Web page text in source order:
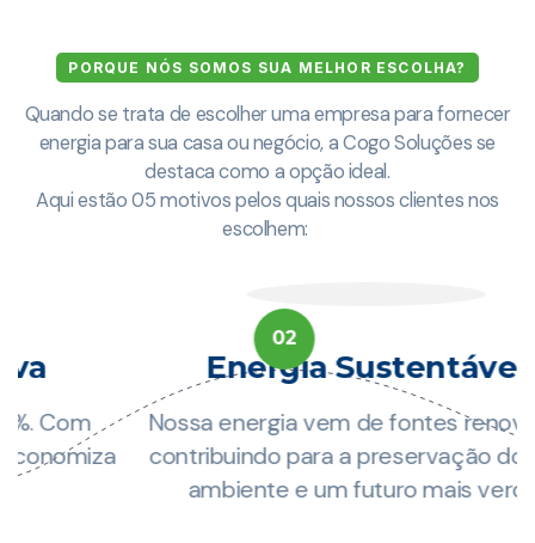
PORQUE NÓS SOMOS SUA MELHOR ESCOLHA?
Quando se trata de escolher uma empresa para fornecer
energia para sua casa ou negócio, a Cogo Soluções se
destaca como a opção ideal.
Aqui estão 05 motivos pelos quais nossos clientes nos
escolhem:
Energia Sustentável
Nossa energia vem de fontes renováveis,
contribuindo para a preservação do meio
ambiente e um futuro mais verde.